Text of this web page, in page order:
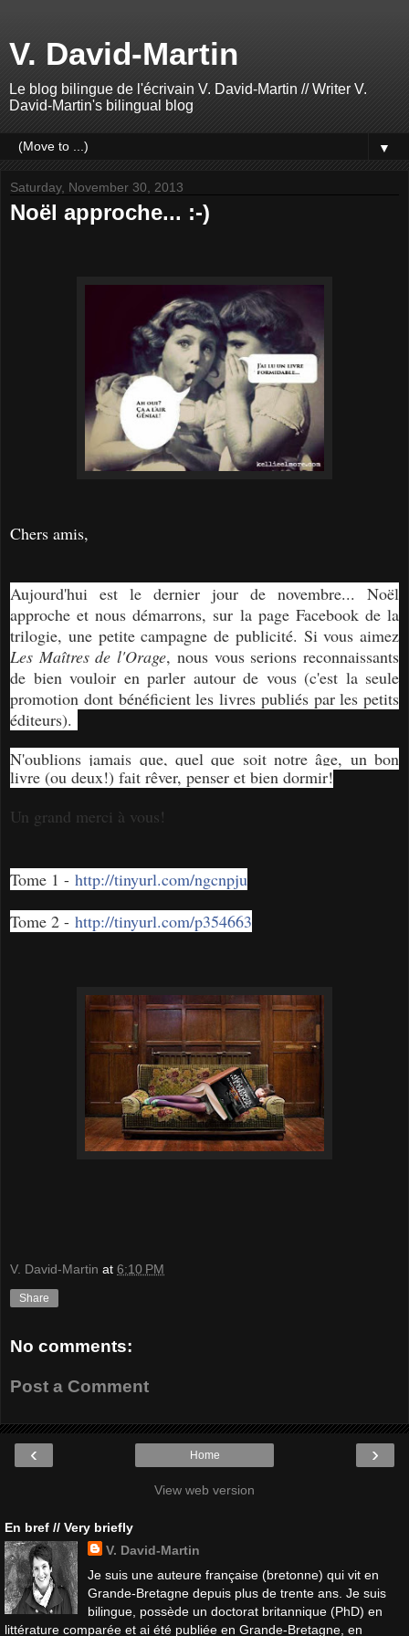
V. David-Martin
Le blog bilingue de l'écrivain V. David-Martin // Writer V.
David-Martin's bilingual blog
▼
Saturday, November 30, 2013
Noël approche... :-)
Chers amis,
Aujourd'hui est le dernier jour de novembre... Noël
approche et nous démarrons, sur la page Facebook de la
trilogie, une petite campagne de publicité. Si vous aimez
Les Maîtres de l'Orage, nous vous serions reconnaissants
de bien vouloir en parler autour de vous (c'est la seule
promotion dont bénéficient les livres publiés par les petits
éditeurs).
N'oublions jamais que, quel que soit notre âge, un bon
livre (ou deux!) fait rêver, penser et bien dormir!
Un grand merci à vous!
Tome 1 - http://tinyurl.com/ngcnpju
Tome 2 - http://tinyurl.com/p354663
V. David-Martin at 6:10 PM
Share
No comments:
Post a Comment
‹ ›
Home
View web version
En bref // Very briefly
V. David-Martin
Je suis une auteure française (bretonne) qui vit en
Grande-Bretagne depuis plus de trente ans. Je suis
bilingue, possède un doctorat britannique (PhD) en
littérature comparée et ai été publiée en Grande-Bretagne, en